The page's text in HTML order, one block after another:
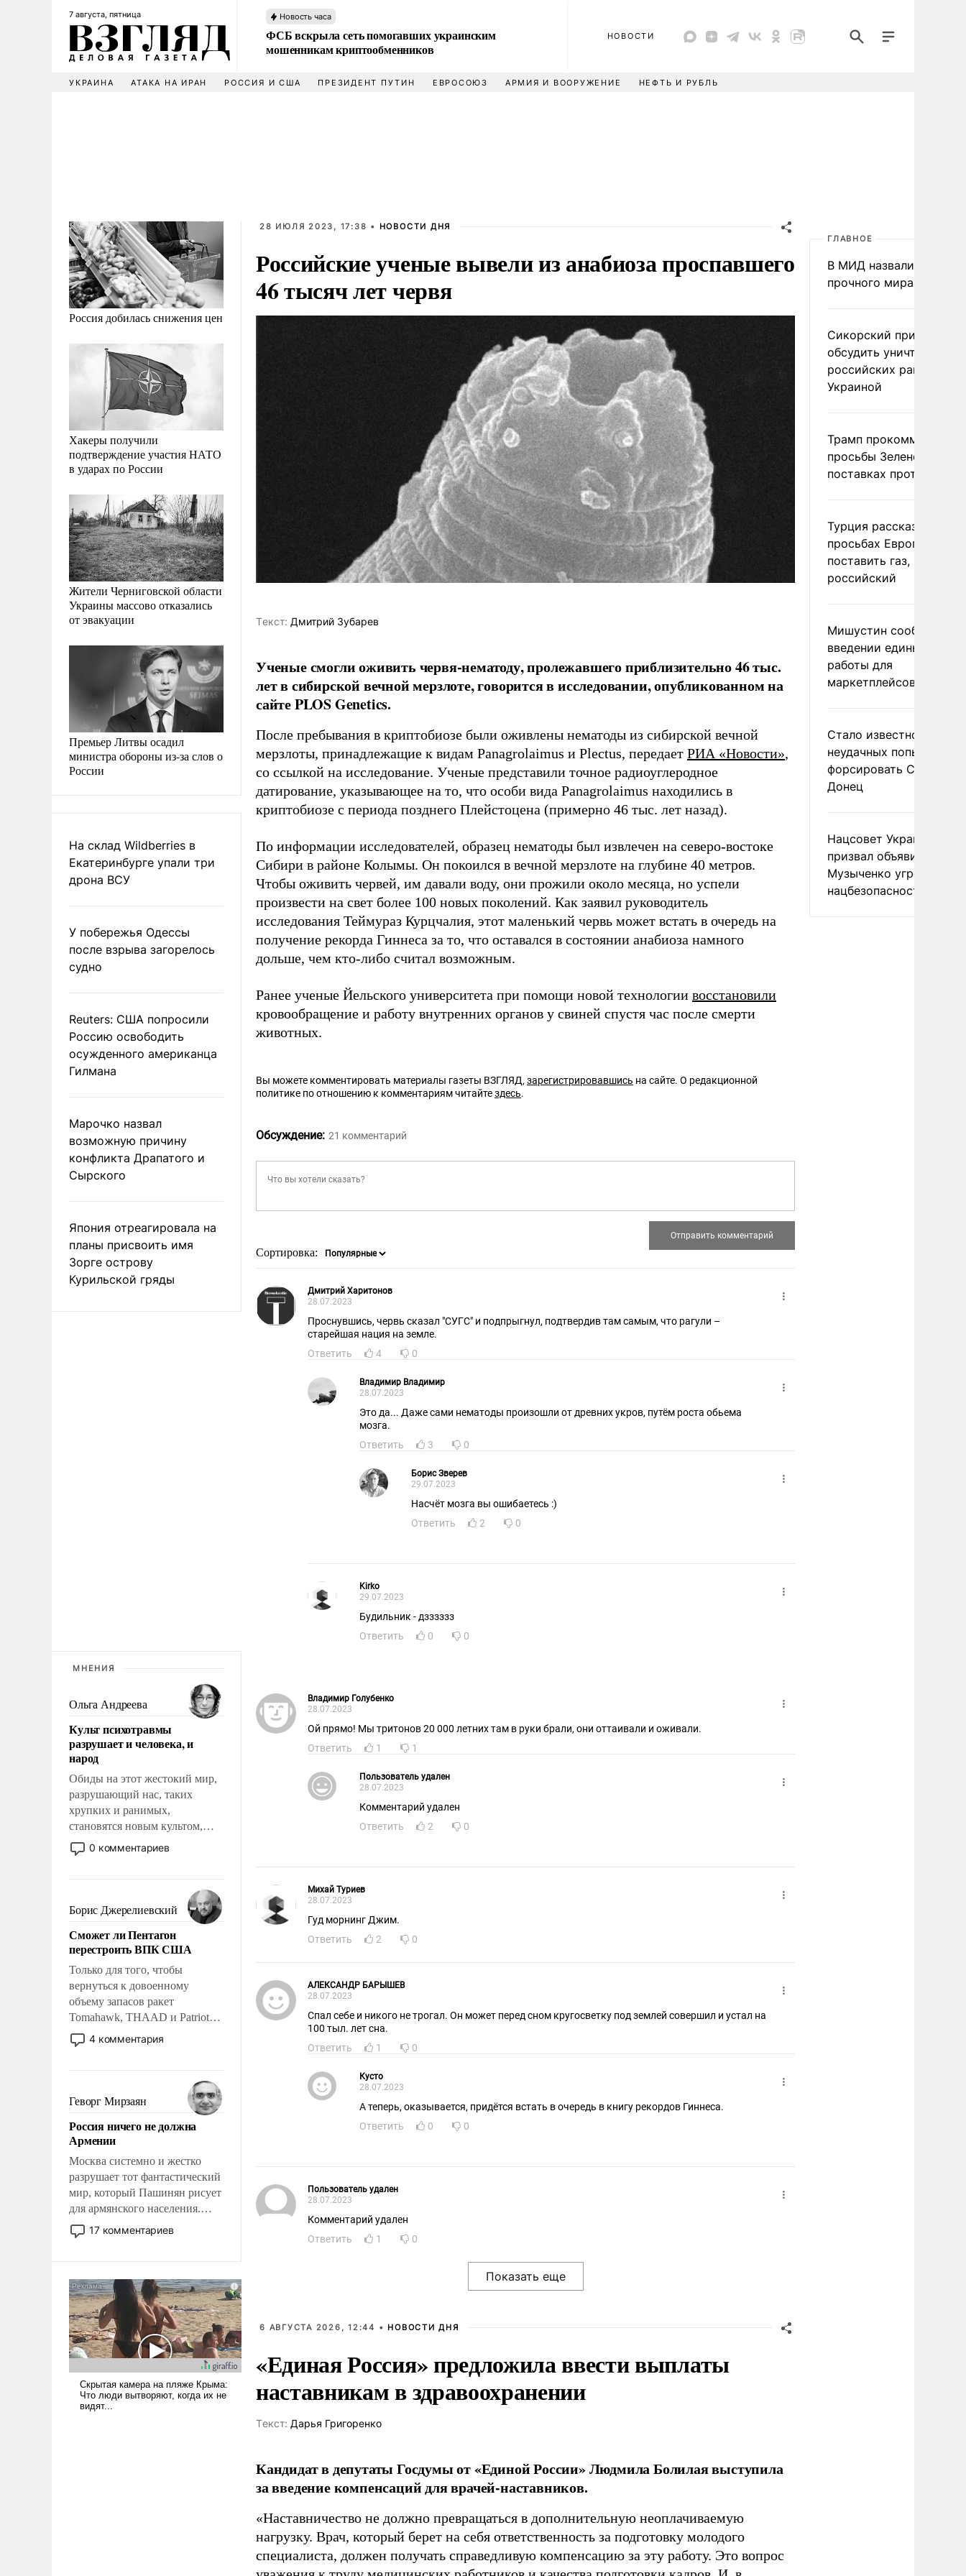
7 августа, пятница Новость часа
ФСБ вскрыла сеть помогавших украинским
мошенникам криптообменников
НОВОСТИ
УКРАИНА АТАКА НА ИРАН РОССИЯ И США ПРЕЗИДЕНТ ПУТИН ЕВРОСОЮЗ АРМИЯ И ВООРУЖЕНИЕ НЕФТЬ И РУБЛЬ
Россия добилась снижения цен
Хакеры получили
подтверждение участия НАТО
в ударах по России
Жители Черниговской области
Украины массово отказались
от эвакуации
Премьер Литвы осадил
министра обороны из-за слов о
России
На склад Wildberries в
Екатеринбурге упали три
дрона ВСУ
У побережья Одессы
после взрыва загорелось
судно
Reuters: США попросили
Россию освободить
осужденного американца
Гилмана
Марочко назвал
возможную причину
конфликта Драпатого и
Сырского
Япония отреагировала на
планы присвоить имя
Зорге острову
Курильской гряды
МНЕНИЯ
Ольга Андреева
Культ психотравмы
разрушает и человека, и
народ
Обиды на этот жестокий мир,
разрушающий нас, таких
хрупких и ранимых,
становятся новым культом,
постепенно вытесняя и
отменяя традиционное
мужественным и твердым под
ударами судьбы, брать на себя
ответственность, помогать
слабым, идти вперед и
адаптироваться.
0 комментариев
Борис Джерелиевский
Сможет ли Пентагон
перестроить ВПК США
Только для того, чтобы
вернуться к довоенному
объему запасов ракет
Tomahawk, THAAD и Patriot
США потребуется более трех
лет. Даже небольшая война с
Сложившаяся ситуация
означает многолетний период
уязвимости США, например,
перед Китаем.
4 комментария
Геворг Мирзаян
Россия ничего не должна
Армении
Москва системно и жестко
разрушает тот фантастический
мир, который Пашинян рисует
для армянского населения.
Мир, где политические
прожекты будут безусловно
налогоплательщиков и где
Еревану за свои поступки не
нужно отвечать.
17 комментариев
28 ИЮЛЯ 2023, 17:38 • НОВОСТИ ДНЯ
Российские ученые вывели из анабиоза проспавшего
46 тысяч лет червя
Tекст: Дмитрий Зубарев
Ученые смогли оживить червя-нематоду, пролежавшего приблизительно 46 тыс.
лет в сибирской вечной мерзлоте, говорится в исследовании, опубликованном на
сайте PLOS Genetics.
После пребывания в криптобиозе были оживлены нематоды из сибирской вечной
мерзлоты, принадлежащие к видам Panagrolaimus и Plectus, передает РИА «Новости»,
со ссылкой на исследование. Ученые представили точное радиоуглеродное
датирование, указывающее на то, что особи вида Panagrolaimus находились в
криптобиозе с периода позднего Плейстоцена (примерно 46 тыс. лет назад).
По информации исследователей, образец нематоды был извлечен на северо-востоке
Сибири в районе Колымы. Он покоился в вечной мерзлоте на глубине 40 метров.
Чтобы оживить червей, им давали воду, они прожили около месяца, но успели
произвести на свет более 100 новых поколений. Как заявил руководитель
исследования Теймураз Курцчалия, этот маленький червь может встать в очередь на
получение рекорда Гиннеса за то, что оставался в состоянии анабиоза намного
дольше, чем кто-либо считал возможным.
Ранее ученые Йельского университета при помощи новой технологии восстановили
кровообращение и работу внутренних органов у свиней спустя час после смерти
животных.
Вы можете комментировать материалы газеты ВЗГЛЯД,зарегистрировавшись на сайте. О редакционной
политике по отношению к комментариям читайтездесь.
Обсуждение: 21 комментарий
Сортировка:
Дмитрий Харитонов
28.07.2023
Проснувшись, червь сказал "СУГС" и подпрыгнул, подтвердив там самым, что рагули –
старейшая нация на земле.
Ответить
4 0
Владимир Владимир
28.07.2023
Это да... Даже сами нематоды произошли от древних укров, путём роста обьема
мозга.
Ответить
3 0
Борис Зверев
29.07.2023
Насчёт мозга вы ошибаетесь :)
Ответить
2 0
Kirko
29.07.2023
Будильник - дзззззз
Ответить
0 0
Владимир Голубенко
28.07.2023
Ой прямо! Мы тритонов 20 000 летних там в руки брали, они оттаивали и оживали.
Ответить
1 1
Пользователь удален
28.07.2023
Комментарий удален
Ответить
2 0
Михай Туриев
28.07.2023
Гуд морнинг Джим.
Ответить
2 0
АЛЕКСАНДР БАРЫШЕВ
28.07.2023
Спал себе и никого не трогал. Он может перед сном кругосветку под землей совершил и устал на
100 тыл. лет сна.
Ответить
1 0
Кусто
28.07.2023
А теперь, оказывается, придётся встать в очередь в книгу рекордов Гиннеса.
Ответить
0 0
Пользователь удален
28.07.2023
Комментарий удален
Ответить
1 0
6 АВГУСТА 2026, 12:44 • НОВОСТИ ДНЯ
«Единая Россия» предложила ввести выплаты
наставникам в здравоохранении
Tекст: Дарья Григоренко
Кандидат в депутаты Госдумы от «Единой России» Людмила Болилая выступила
за введение компенсаций для врачей-наставников.
«Наставничество не должно превращаться в дополнительную неоплачиваемую
нагрузку. Врач, который берет на себя ответственность за подготовку молодого
специалиста, должен получать справедливую компенсацию за эту работу. Это вопрос
ГЛАВНОЕ
В МИД назвали условия
прочного мира на
Сикорский призвал
обсудить уничтожение
российских ракет над
Украиной
Трамп
просьбы Зеленского о
поставках
Турция рассказала о
просьбах Европы
поставить газ, но не
российский
Мишустин сообщил о
введении единых
работы для
маркетплейсов в ЕАЭС
Стало известно о
неудачных попытках
форсировать
Донец
Нацсовет Украины по
призвал объявить
Музыченко угрозой
нацбезопасности